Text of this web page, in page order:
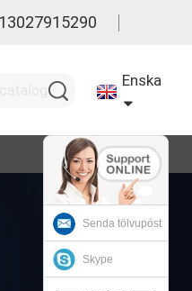
Enska
Senda tölvupóst
Skype